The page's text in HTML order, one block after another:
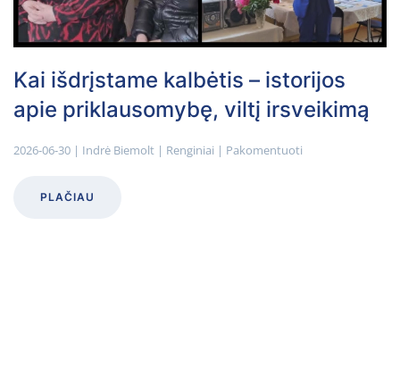
Kai išdrįstame kalbėtis – istorijos
apie priklausomybę, viltį irsveikimą
2026-06-30 | Indrė Biemolt | Renginiai | Pakomentuoti
PLAČIAU